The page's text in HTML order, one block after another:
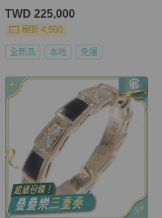
TWD 225,000
現折 4,500
全新品 本地 免運